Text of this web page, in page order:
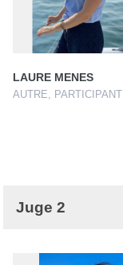
LAURE MENES
AUTRE, PARTICIPANT
Juge 2